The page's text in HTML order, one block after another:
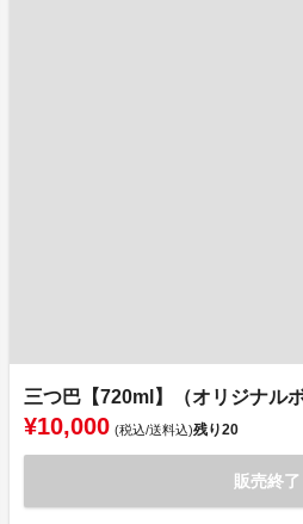
三つ巴【720ml】（オリジナル
¥10,000 (税込/送料込)残り20
販売終了